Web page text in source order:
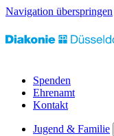
Navigation überspringen
Spenden
Ehrenamt
Kontakt
Jugend & Familie